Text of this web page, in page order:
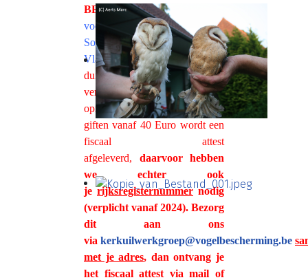
BE11 7340 1353 5448
voordele van het
Soortbeschermingsplan Kerkuil
Vlaanderen.Niet vergeten
duidelijk ‘vrije gift’ te
vermelden bij
opmerkingen. Voor alle vrije
giften vanaf 40 Euro wordt een
fiscaal attest
afgeleverd, daarvoor hebben
we echter ook
jerijksregisternummernodig
(verplicht vanaf 2024). Bezorg
dit aan ons
via kerkuilwerkgroep@vogelbescherming.be
met je adres, dan ontvang je
het fiscaal attest via mail of